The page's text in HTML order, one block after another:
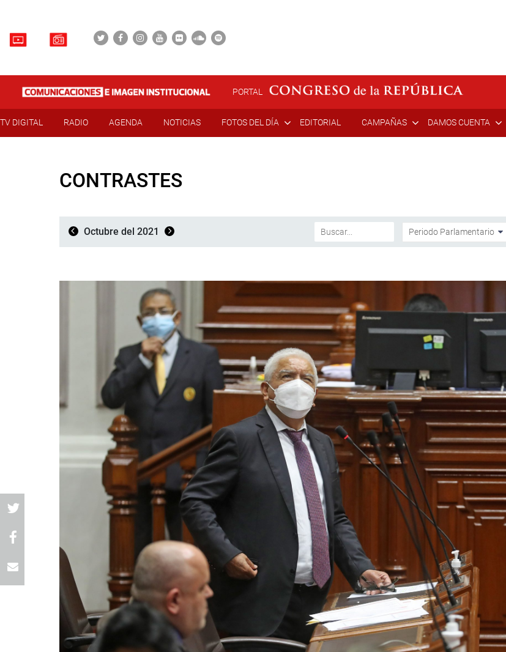
PORTAL
TV DIGITAL RADIO AGENDA NOTICIAS FOTOS DEL DÍA EDITORIAL CAMPAÑAS DAMOS CUENTA
CONTRASTES
Octubre del 2021